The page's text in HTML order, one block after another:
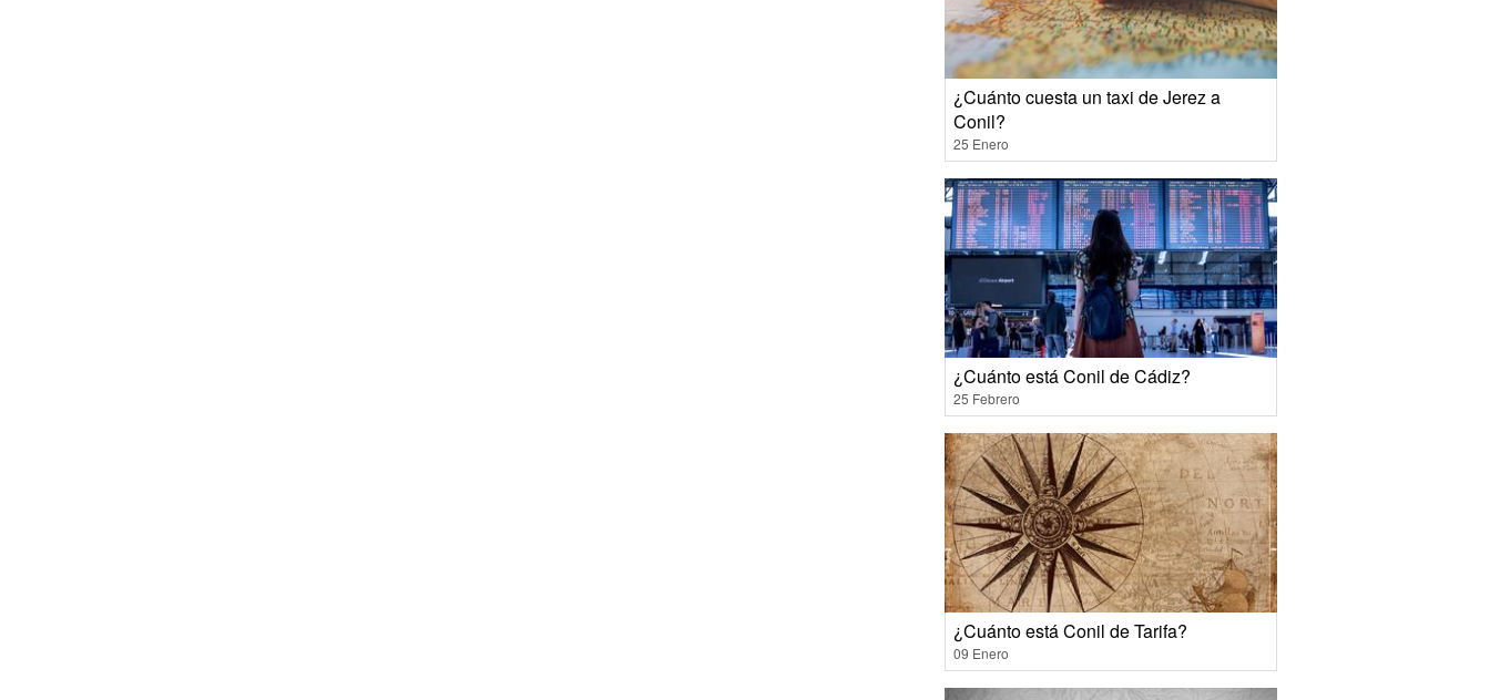
¿Cuánto cuesta un taxi de Jerez a
Conil?
25 Enero
¿Cuánto está Conil de Cádiz?
25 Febrero
¿Cuánto está Conil de Tarifa?
09 Enero